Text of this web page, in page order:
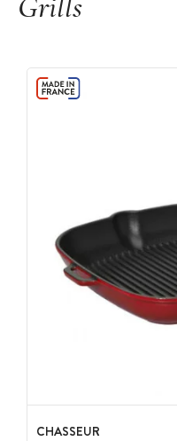
CHASSEUR